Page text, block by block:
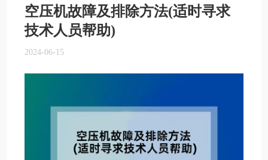
空压机故障及排除方法(适时寻求
技术人员帮助)
2024-06-15